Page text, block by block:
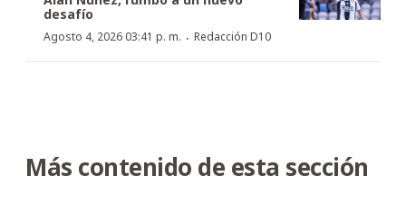
desafío
Agosto 4, 2026 03:41 p. m. · Redacción D10
Más contenido de esta sección